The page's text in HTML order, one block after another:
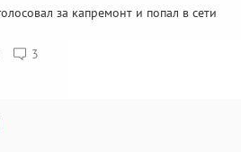
за капремонт и попал в сети
3